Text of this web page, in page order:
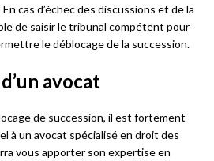
En cas d’échec des discussions et de la
de saisir le tribunal compétent pour
le déblocage de la succession.
avocat
de succession, il est fortement
à un avocat spécialisé en droit des
vous apporter son expertise en